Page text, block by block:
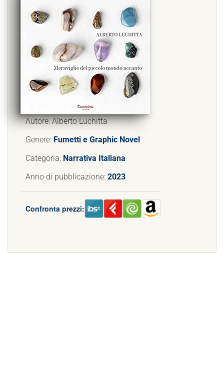
Autore: Alberto Luchitta
Genere: Fumetti e Graphic Novel
Categoria: Narrativa Italiana
Anno di pubblicazione: 2023
Confronta prezzi: